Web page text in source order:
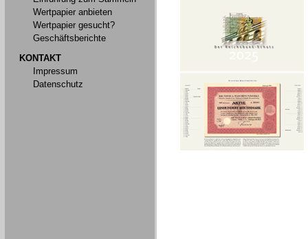
Wertpapier anbieten
Wertpapier gesucht?
Geschäftsberichte
KONTAKT
Impressum
Datenschutz